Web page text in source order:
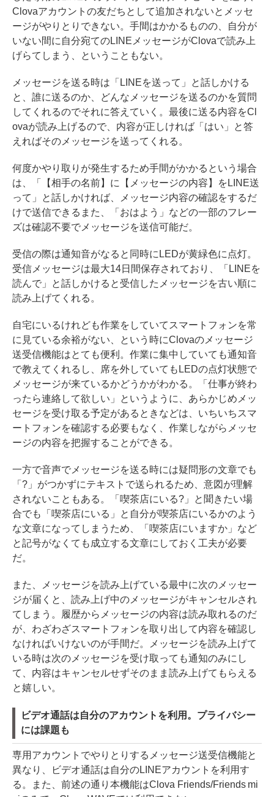
Clovaアカウントの友だちとして追加されないとメッセ
ージがやりとりできない。手間はかかるものの、自分が
いない間に自分宛てのLINEメッセージがClovaで読み上
げらてしまう、ということもない。
メッセージを送る時は「LINEを送って」と話しかける
と、誰に送るのか、どんなメッセージを送るのかを質問
してくれるのでそれに答えていく。最後に送る内容をCl
ovaが読み上げるので、内容が正しければ「はい」と答
えればそのメッセージを送ってくれる。
何度かやり取りが発生するため手間がかかるという場合
は、「【相手の名前】に【メッセージの内容】をLINE送
って」と話しかければ、メッセージ内容の確認をするだ
けで送信できるまた、「おはよう」などの一部のフレー
ズは確認不要でメッセージを送信可能だ。
受信の際は通知音がなると同時にLEDが黄緑色に点灯。
受信メッセージは最大14日間保存されており、「LINEを
読んで」と話しかけると受信したメッセージを古い順に
読み上げてくれる。
自宅にいるけれども作業をしていてスマートフォンを常
に見ている余裕がない、という時にClovaのメッセージ
送受信機能はとても便利。作業に集中していても通知音
で教えてくれるし、席を外していてもLEDの点灯状態で
メッセージが来ているかどうかがわかる。「仕事が終わ
ったら連絡して欲しい」というように、あらかじめメッ
セージを受け取る予定があるときなどは、いちいちスマ
ートフォンを確認する必要もなく、作業しながらメッセ
ージの内容を把握することができる。
一方で音声でメッセージを送る時には疑問形の文章でも
「?」がつかずにテキストで送られるため、意図が理解
されないこともある。「喫茶店にいる?」と聞きたい場
合でも「喫茶店にいる」と自分が喫茶店にいるかのよう
な文章になってしまうため、「喫茶店にいますか」など
と記号がなくても成立する文章にしておく工夫が必要
だ。
また、メッセージを読み上げている最中に次のメッセー
ジが届くと、読み上げ中のメッセージがキャンセルされ
てしまう。履歴からメッセージの内容は読み取れるのだ
が、わざわざスマートフォンを取り出して内容を確認し
なければいけないのが手間だ。メッセージを読み上げて
いる時は次のメッセージを受け取っても通知のみにし
て、内容はキャンセルせずそのまま読み上げてもらえる
と嬉しい。
ビデオ通話は自分のアカウントを利用。プライバシー
には課題も
専用アカウントでやりとりするメッセージ送受信機能と
異なり、ビデオ通話は自分のLINEアカウントを利用す
る。また、前述の通り本機能はClova Friends/Friends mi